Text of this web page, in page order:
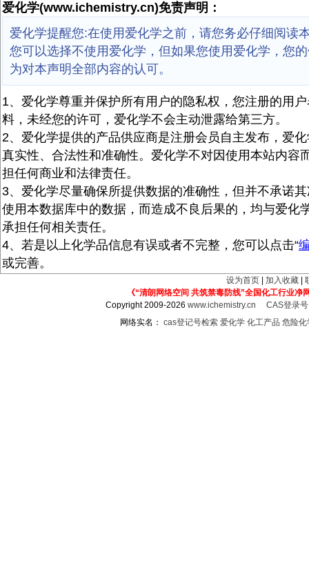
爱化学(www.ichemistry.cn)免责声明：
爱化学提醒您:在使用爱化学之前，请您务必仔细阅读
您可以选择不使用爱化学，但如果您使用爱化学，您
为对本声明全部内容的认可。
1、爱化学尊重并保护所有用户的隐私权，您注册的用
料，未经您的许可，爱化学不会主动泄露给第三方。
2、爱化学提供的产品供应商是注册会员自主发布，爱
真实性、合法性和准确性。爱化学不对因使用本站内容
担任何商业和法律责任。
3、爱化学尽量确保所提供数据的准确性，但并不承诺
使用本数据库中的数据，而造成不良后果的，均与爱化
承担任何相关责任。
4、若是以上化学品信息有误或者不完整，您可以点击“
或完善。
设为首页 加入收藏
《“清朗网络空间 共筑禁毒防线”全国化工行业净
Copyright 2009-2026www.ichemistry.cn
CAS登录
网络实名： cas登记号检索 爱化学 化工产品 危险化